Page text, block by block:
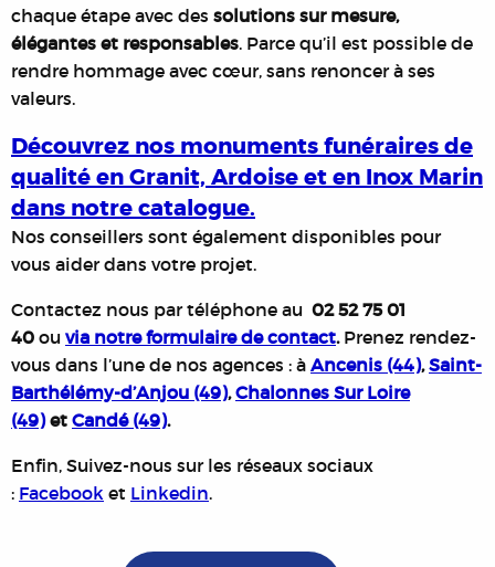
chaque étape avec des solutions sur mesure,
élégantes et responsables. Parce qu’il est possible de
rendre hommage avec cœur, sans renoncer à ses
valeurs.
Découvrez nos monuments funéraires de
qualité en Granit, Ardoise et en Inox Marin
dans notre catalogue.
Nos conseillers sont également disponibles pour
vous aider dans votre projet.
Contactez nous par téléphone au 02 52 75 01
40 ou via notre formulaire de contact. Prenez rendez-
vous dans l’une de nos agences : à Ancenis (44),Saint-
Barthélémy-d’Anjou (49),Chalonnes Sur Loire
(49)et Candé (49).
Enfin, Suivez-nous sur les réseaux sociaux
: Facebook et Linkedin.